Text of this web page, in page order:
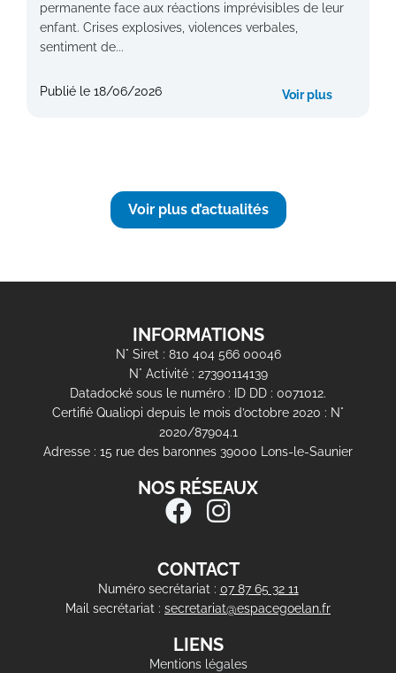
permanente face aux réactions imprévisibles de leur
enfant. Crises explosives, violences verbales,
sentiment de...
Publié le 18/06/2026 Voir plus
Voir plus d’actualités
INFORMATIONS
N° Siret : 810 404 566 00046
N° Activité : 27390114139
Datadocké sous le numéro : ID DD : 0071012.
Certifié Qualiopi depuis le mois d’octobre 2020 : N°
2020/87904.1
Adresse : 15 rue des baronnes 39000 Lons-le-Saunier
NOS RÉSEAUX
CONTACT
Numéro secrétariat : 07 87 65 32 11
Mail secrétariat : secretariat@espacegoelan.fr
LIENS
Mentions légales